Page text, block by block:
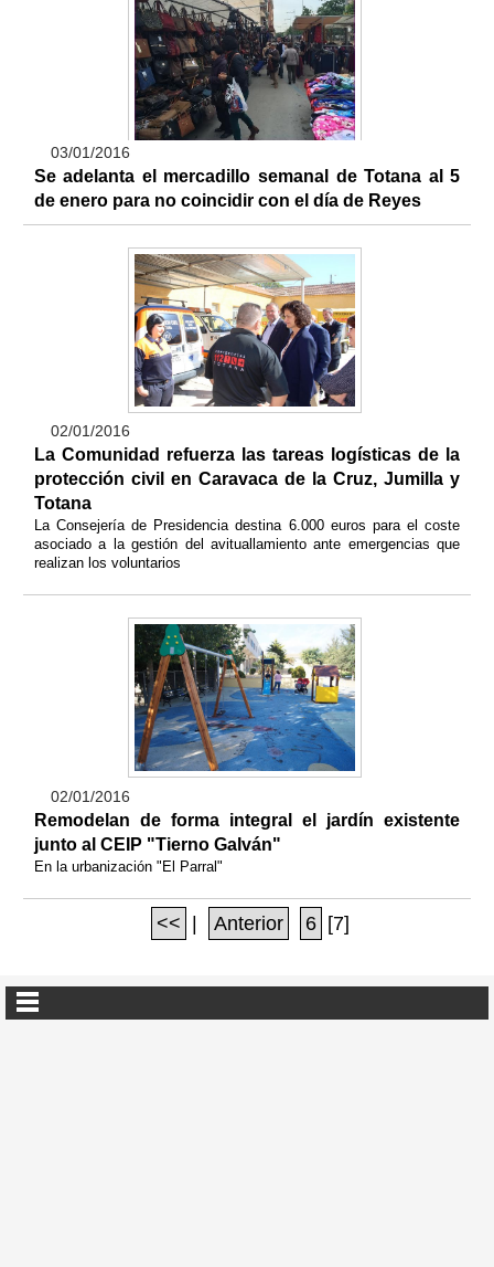
03/01/2016
Se adelanta el mercadillo semanal de Totana al 5
de enero para no coincidir con el día de Reyes
02/01/2016
La Comunidad refuerza las tareas logísticas de la
protección civil en Caravaca de la Cruz, Jumilla y
Totana
La Consejería de Presidencia destina 6.000 euros para el coste
asociado a la gestión del avituallamiento ante emergencias que
realizan los voluntarios
02/01/2016
Remodelan de forma integral el jardín existente
junto al CEIP "Tierno Galván"
En la urbanización "El Parral"
<< | Anterior 6 [7]